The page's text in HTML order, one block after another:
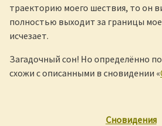
траекторию моего шествия, то он
полностью выходит за границы
исчезает.
Загадочный сон! Но определённо
схожи с описанными в сновидении «
Сновидения